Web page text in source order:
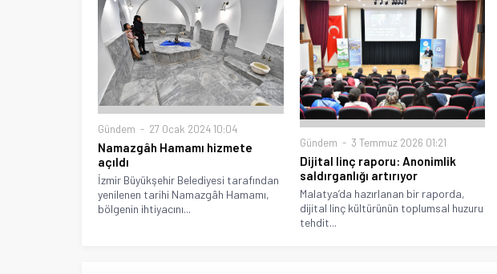
Gündem 27 Ocak 2024 10:04
Namazgâh Hamamı hizmete
açıldı
İzmir Büyükşehir Belediyesi tarafından
yenilenen tarihi Namazgâh Hamamı,
bölgenin ihtiyacını...
Gündem 3 Temmuz 2026 01:21
Dijital linç raporu: Anonimlik
saldırganlığı artırıyor
Malatya’da hazırlanan bir raporda,
dijital linç kültürünün toplumsal huzuru
tehdit...